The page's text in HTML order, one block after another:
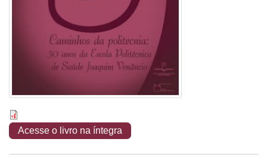
Acesse o livro na íntegra